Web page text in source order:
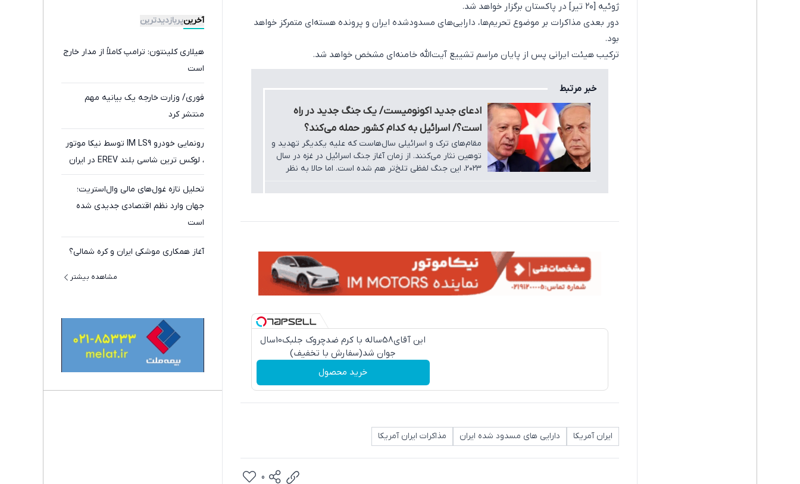
ژوئیه [۲۰ تیر] در پاکستان برگزار خواهد شد.
دور بعدی مذاکرات بر موضوع تحریم‌ها، دارایی‌های مسدودشده ایران و پرونده هسته‌ای متمرکز خواهد
بود.
ترکیب هیئت ایرانی پس از پایان مراسم تشییع آیت‌الله خامنه‌ای مشخص خواهد شد.
خبر مرتبط
ادعای جدید اکونومیست/ یک جنگ جدید در راه
است؟/ اسرائیل به کدام کشور حمله می‌کند؟
مقام‌های ترک و اسرائیلی سال‌هاست که علیه یکدیگر تهدید و
توهین نثار می‌کنند. از زمان آغاز جنگ اسرائیل در غزه در سال
۲۰۲۳، این جنگ لفظی تلخ‌تر هم شده است. اما حالا به نظر
این آقای58ساله با کرم ضدچروک جلبک10سال
جوان شد(سفارش با تخفیف)
خرید محصول
ایران آمریکا دارایی های مسدود شده ایران مذاکرات ایران آمریکا
0
آخرینپربازدیدترین
هیلاری کلینتون: ترامپ کاملاً از مدار خارج
است
فوری/ وزارت خارجه یک بیانیه مهم
منتشر کرد
رونمایی خودرو IM LS9 توسط نیکا موتور
، لوکس ترین شاسی بلند EREV در ایران
تحلیل تازه غول‌های مالی وال‌استریت؛
جهان وارد نظم اقتصادی جدیدی شده
است
آغاز همکاری موشکی ایران و کره شمالی؟
مشاهده بیشتر